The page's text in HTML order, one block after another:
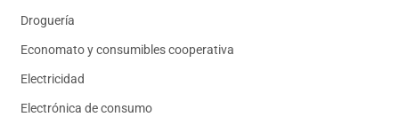
Droguería
Economato y consumibles cooperativa
Electricidad
Electrónica de consumo